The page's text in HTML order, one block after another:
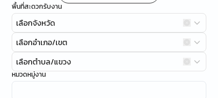
พื้นที่สะดวกรับงาน
เลือกจังหวัด
เลือกอำเภอ/เขต
เลือกตำบล/แขวง
หมวดหมู่งาน